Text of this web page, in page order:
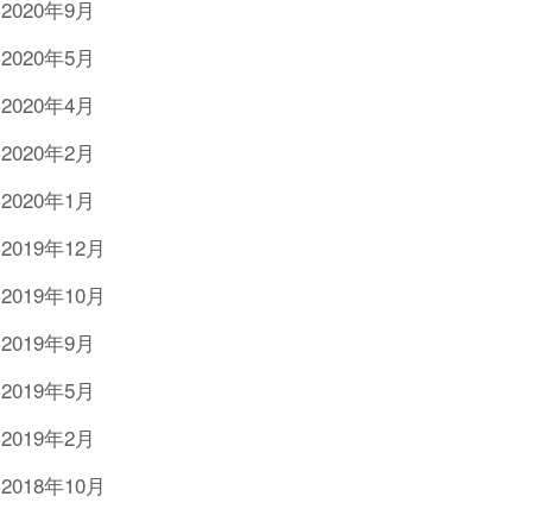
2020年9月
2020年5月
2020年4月
2020年2月
2020年1月
2019年12月
2019年10月
2019年9月
2019年5月
2019年2月
2018年10月